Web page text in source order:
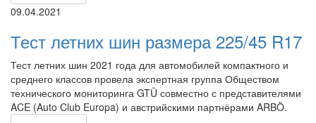
09.04.2021
Тест летних шин размера 225/45 R17
Тест летних шин 2021 года для автомобилей компактного и
среднего классов провела экспертная группа Обществом
технического мониторинга GTÜ совместно с представителями
ACE (Auto Club Europa) и австрийскими партнёрами ARBÖ.